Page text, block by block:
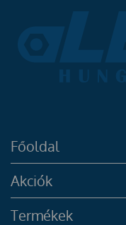
Főoldal
Akciók
Termékek